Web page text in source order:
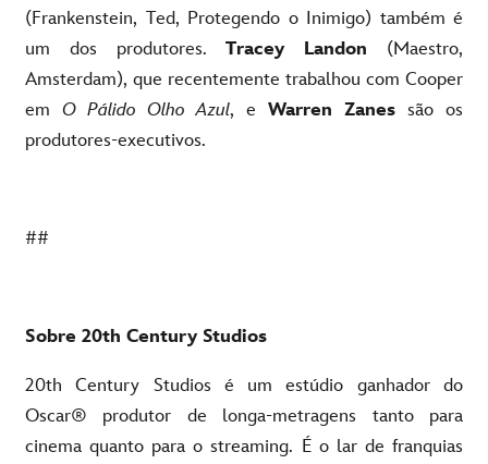
(Frankenstein, Ted, Protegendo o Inimigo) também é
um dos produtores.Tracey Landon (Maestro,
Amsterdam), que recentemente trabalhou com Cooper
em O Pálido Olho Azul, e Warren Zanes são os
produtores-executivos.
##
Sobre 20th Century Studios
20th Century Studios é um estúdio ganhador do
Oscar® produtor de longa-metragens tanto para
cinema quanto para o streaming. É o lar de franquias